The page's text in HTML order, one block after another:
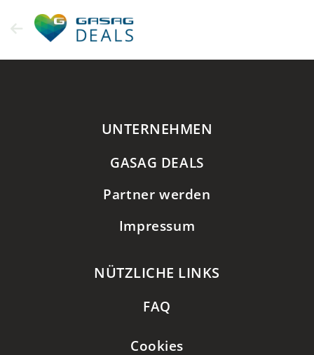
Inhalt
springen
UNTERNEHMEN
GASAG DEALS
Partner werden
Impressum
NÜTZLICHE LINKS
FAQ
Cookies